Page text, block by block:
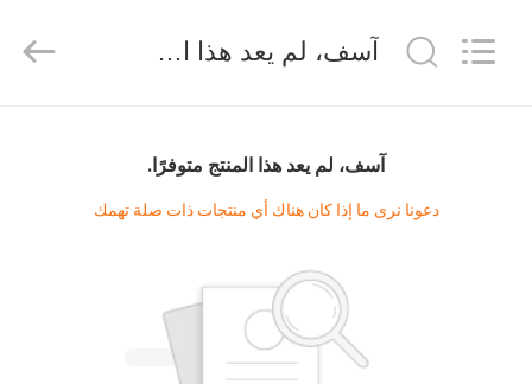
module.
آسف، لم يعد هذا المنتج متوفرًا.
آسف، لم يعد هذا المنتج متوفرًا.
دعونا نرى ما إذا كان هناك أي منتجات ذات صلة تهمك